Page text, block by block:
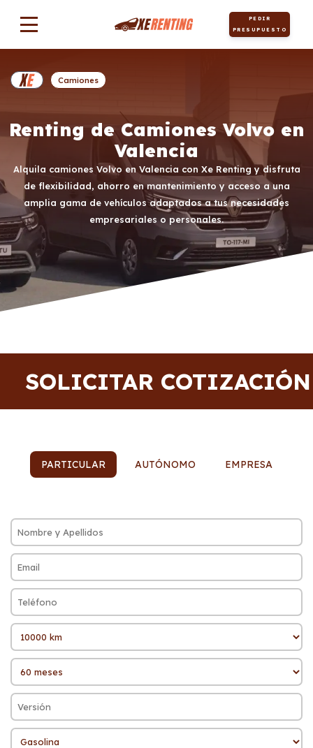
PEDIR
PRESUPUESTO
Renting de Camiones Volvo en
Valencia
Alquila camiones Volvo en Valencia con Xe Renting y disfruta
de flexibilidad, ahorro en mantenimiento y acceso a una
amplia gama de vehículos adaptados a tus necesidades
empresariales o personales.
Camiones
SOLICITAR COTIZACIÓN
PARTICULAR AUTÓNOMO EMPRESA